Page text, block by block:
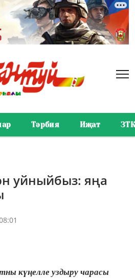
Тәрбия Иҗат ЗТК
уйныйбыз: яңа
күңелле уздыру чарасы